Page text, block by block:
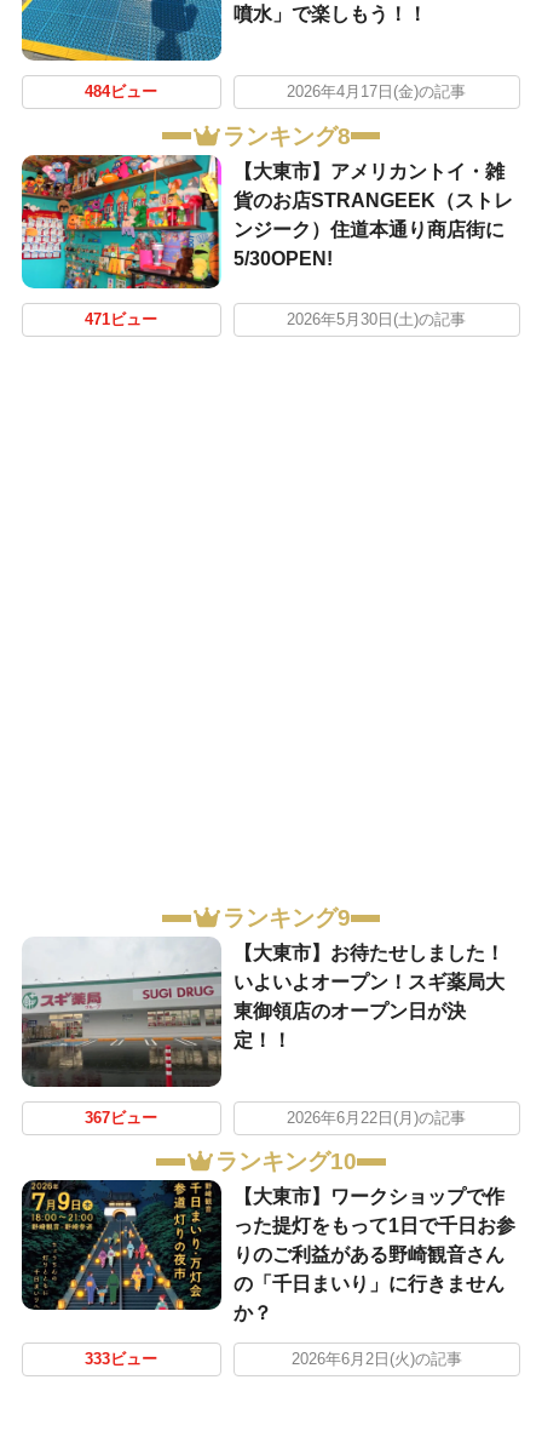
噴水」で楽しもう！！
484ビュー 2026年4月17日(金)の記事
ランキング8
【大東市】アメリカントイ・雑
貨のお店STRANGEEK（ストレ
ンジーク）住道本通り商店街に
5/30OPEN!
471ビュー 2026年5月30日(土)の記事
ランキング9
【大東市】お待たせしました！
いよいよオープン！スギ薬局大
東御領店のオープン日が決
定！！
367ビュー 2026年6月22日(月)の記事
ランキング10
【大東市】ワークショップで作
った提灯をもって1日で千日お参
りのご利益がある野崎観音さん
の「千日まいり」に行きません
か？
333ビュー 2026年6月2日(火)の記事